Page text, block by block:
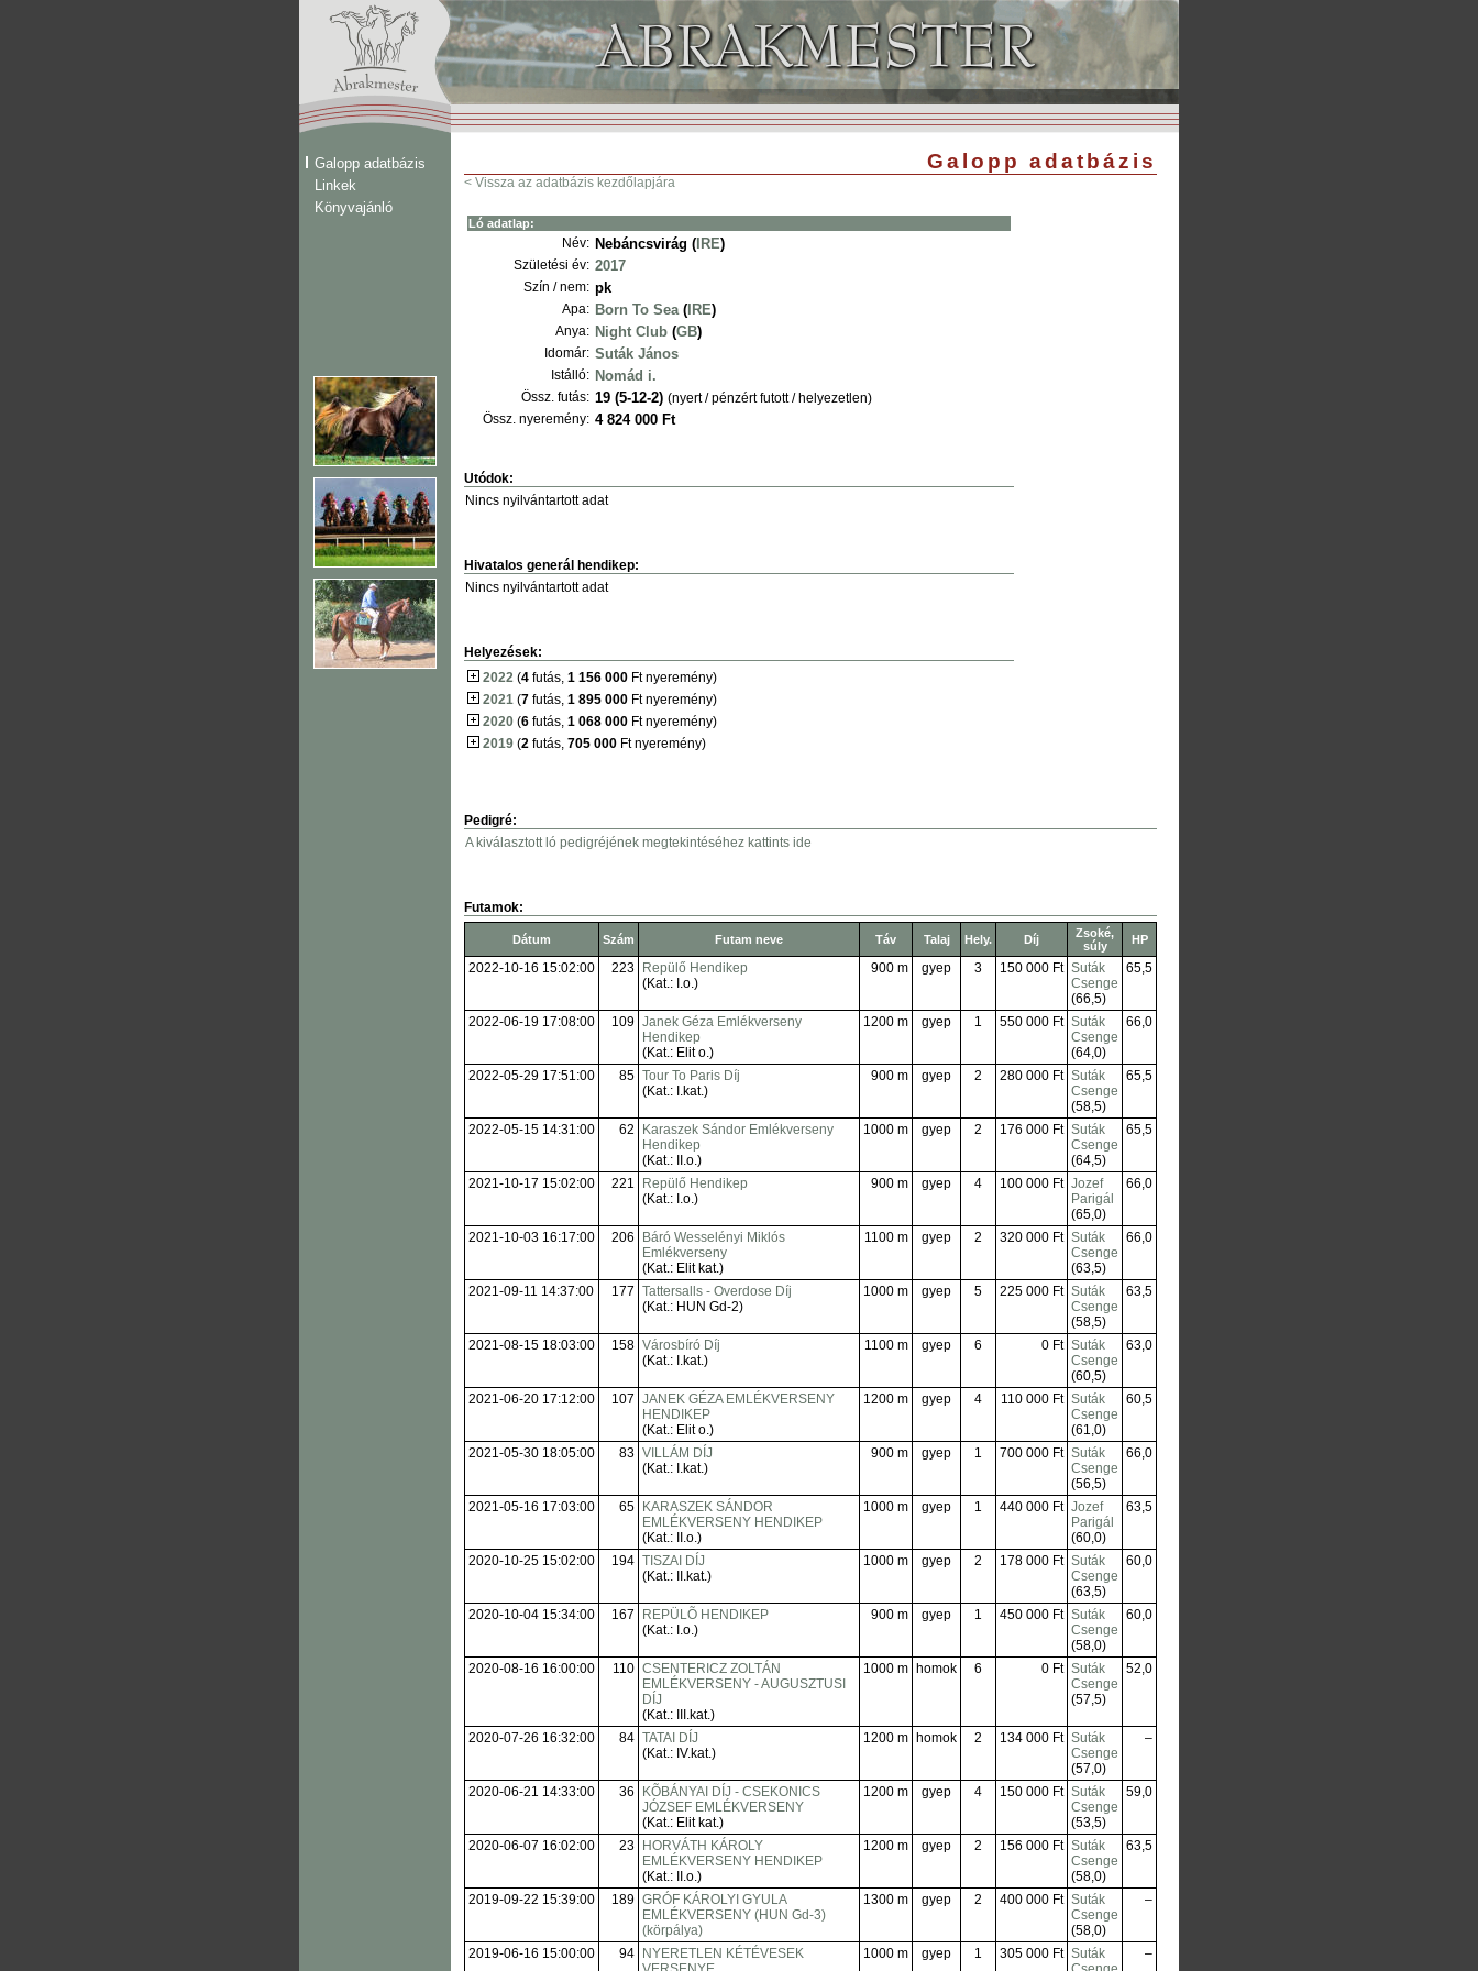
Galopp adatbázis
Linkek
Könyvajánló
Galopp adatbázis
< Vissza az adatbázis kezdőlapjára
Ló adatlap:
Név: Nebáncsvirág ( IRE)
Születési év: 2017
Szín / nem: pk
Apa: Born To Sea( IRE)
Anya: Night Club (GB)
Idomár: Suták János
Istálló: Nomád i.
Össz. futás: 19 (5-12-2) (nyert / pénzért futott / helyezetlen)
Össz. nyeremény: 4 824 000 Ft
Utódok:
Nincs nyilvántartott adat
Hivatalos generál hendikep:
Nincs nyilvántartott adat
Helyezések:
2022 (4 futás, 1 156 000 Ft nyeremény)
2021 (7 futás, 1 895 000 Ft nyeremény)
2020 (6 futás, 1 068 000 Ft nyeremény)
2019 (2 futás, 705 000 Ft nyeremény)
Pedigré:
A kiválasztott ló pedigréjének megtekintéséhez kattints ide
Futamok:
Dátum Szám Futam neve Táv Talaj Hely. Díj
Zsoké,
súly
HP
2022-10-16 15:02:00 223
Repülő Hendikep
(Kat.: I.o.)
900 m gyep 3 150 000 Ft Suták
Csenge
(66,5)
65,5
2022-06-19 17:08:00 109 Janek Géza Emlékverseny
Hendikep
(Kat.: Elit o.)
1200 m gyep 1 550 000 Ft Suták
Csenge
(64,0)
66,0
2022-05-29 17:51:00 85 Tour To Paris Díj
(Kat.: I.kat.)
900 m gyep 2 280 000 Ft Suták
Csenge
(58,5)
65,5
2022-05-15 14:31:00 62
Karaszek Sándor Emlékverseny
Hendikep
(Kat.: II.o.)
1000 m gyep 2 176 000 Ft Suták
Csenge
(64,5)
65,5
2021-10-17 15:02:00 221
Repülő Hendikep
(Kat.: I.o.)
900 m gyep 4 100 000 Ft Jozef
Parigál
(65,0)
66,0
2021-10-03 16:17:00 206
Báró Wesselényi Miklós
Emlékverseny
(Kat.: Elit kat.)
1100 m gyep 2 320 000 Ft Suták
Csenge
(63,5)
66,0
2021-09-11 14:37:00 177 Tattersalls - Overdose Díj
(Kat.: HUN Gd-2)
1000 m gyep 5 225 000 Ft Suták
Csenge
(58,5)
63,5
2021-08-15 18:03:00 158 Városbíró Díj
(Kat.: I.kat.)
1100 m gyep 6 0 Ft Suták
Csenge
(60,5)
63,0
2021-06-20 17:12:00 107 JANEK GÉZA EMLÉKVERSENY
HENDIKEP
(Kat.: Elit o.)
1200 m gyep 4 110 000 Ft Suták
Csenge
(61,0)
60,5
2021-05-30 18:05:00 83 VILLÁM DÍJ
(Kat.: I.kat.)
900 m gyep 1 700 000 Ft Suták
Csenge
(56,5)
66,0
2021-05-16 17:03:00 65
KARASZEK SÁNDOR
EMLÉKVERSENY HENDIKEP
(Kat.: II.o.)
1000 m gyep 1 440 000 Ft Jozef
Parigál
(60,0)
63,5
2020-10-25 15:02:00 194 TISZAI DÍJ
(Kat.: II.kat.)
1000 m gyep 2 178 000 Ft Suták
Csenge
(63,5)
60,0
2020-10-04 15:34:00 167
REPÜLÕ HENDIKEP
(Kat.: I.o.)
900 m gyep 1 450 000 Ft Suták
Csenge
(58,0)
60,0
2020-08-16 16:00:00 110 CSENTERICZ ZOLTÁN
EMLÉKVERSENY - AUGUSZTUSI
DÍJ
(Kat.: III.kat.)
1000 m homok 6 0 Ft Suták
Csenge
(57,5)
52,0
2020-07-26 16:32:00 84 TATAI DÍJ
(Kat.: IV.kat.)
1200 m homok 2 134 000 Ft Suták
Csenge
(57,0)
–
2020-06-21 14:33:00 36
KÕBÁNYAI DÍJ - CSEKONICS
JÓZSEF EMLÉKVERSENY
(Kat.: Elit kat.)
1200 m gyep 4 150 000 Ft Suták
Csenge
(53,5)
59,0
2020-06-07 16:02:00 23
HORVÁTH KÁROLY
EMLÉKVERSENY HENDIKEP
(Kat.: II.o.)
1200 m gyep 2 156 000 Ft Suták
Csenge
(58,0)
63,5
2019-09-22 15:39:00 189 GRÓF KÁROLYI GYULA
EMLÉKVERSENY (HUN Gd-3)
(körpálya)
1300 m gyep 2 400 000 Ft Suták
Csenge
(58,0)
–
2019-06-16 15:00:00 94
NYERETLEN KÉTÉVESEK
1000 m gyep 1 305 000 Ft Suták
–